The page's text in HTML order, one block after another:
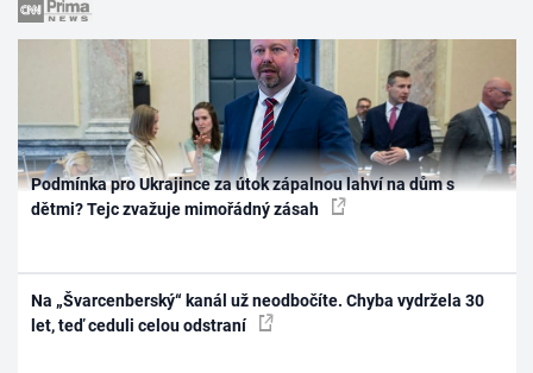
Podmínka pro Ukrajince za útok zápalnou lahví na dům s
dětmi? Tejc zvažuje mimořádný zásah
Na „Švarcenberský“ kanál už neodbočíte. Chyba vydržela 30
let, teď ceduli celou odstraní